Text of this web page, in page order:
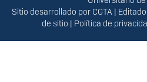
Sitio desarrollado por CGTA |
de sitio | Política de